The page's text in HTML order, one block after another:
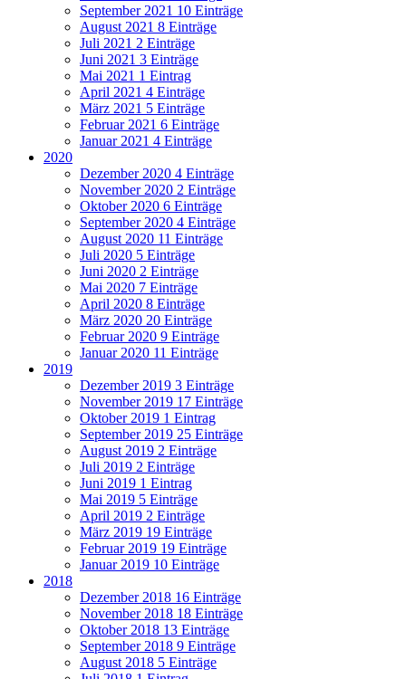
September 2021 10 Einträge
August 2021 8 Einträge
Juli 2021 2 Einträge
Juni 2021 3 Einträge
Mai 2021 1 Eintrag
April 2021 4 Einträge
März 2021 5 Einträge
Februar 2021 6 Einträge
Januar 2021 4 Einträge
2020
Dezember 2020 4 Einträge
November 2020 2 Einträge
Oktober 2020 6 Einträge
September 2020 4 Einträge
August 2020 11 Einträge
Juli 2020 5 Einträge
Juni 2020 2 Einträge
Mai 2020 7 Einträge
April 2020 8 Einträge
März 2020 20 Einträge
Februar 2020 9 Einträge
Januar 2020 11 Einträge
2019
Dezember 2019 3 Einträge
November 2019 17 Einträge
Oktober 2019 1 Eintrag
September 2019 25 Einträge
August 2019 2 Einträge
Juli 2019 2 Einträge
Juni 2019 1 Eintrag
Mai 2019 5 Einträge
April 2019 2 Einträge
März 2019 19 Einträge
Februar 2019 19 Einträge
Januar 2019 10 Einträge
2018
Dezember 2018 16 Einträge
November 2018 18 Einträge
Oktober 2018 13 Einträge
September 2018 9 Einträge
August 2018 5 Einträge